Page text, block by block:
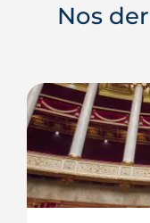
Nos